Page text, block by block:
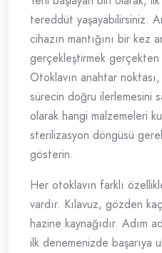
tereddüt yaşayabilirsiniz.
cihazın mantığını bir kez
gerçekleştirmek
Otoklavın anahtar
sürecin doğru ilerlemesini
olarak hangi malzemeleri
sterilizasyon döngüsü
gösterin.
Her otoklavın farklı
vardır. Kılavuz, gözden
hazine kaynağıdır. Adım
ilk denemenizde başarıya